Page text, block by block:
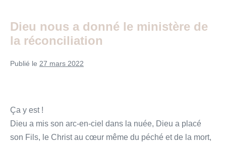
Dieu nous a donné le ministère de
la réconciliation
Publié le 27 mars 2022
Ça y est !
Dieu a mis son arc-en-ciel dans la nuée, Dieu a placé
son Fils, le Christ au cœur même du péché et de la mort,